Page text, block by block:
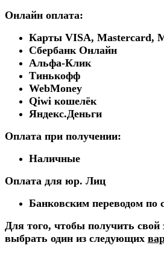
Онлайн оплата:
Карты VISA, Mastercard,
Сбербанк Онлайн
Альфа-Клик
Тинькофф
WebMoney
Qiwi кошелёк
Яндекс.Деньги
Оплата при получении:
Наличные
Оплата для юр. Лиц
Банковским переводом по
Для того, чтобы получить
выбрать один из следующих